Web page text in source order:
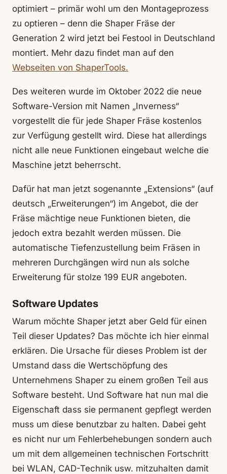
optimiert – primär wohl um den Montageprozess
zu optieren – denn die Shaper Fräse der
Generation 2 wird jetzt bei Festool in Deutschland
montiert. Mehr dazu findet man auf den
Webseiten von ShaperTools.
Des weiteren wurde im Oktober 2022 die neue
Software-Version mit Namen „Inverness“
vorgestellt die für jede Shaper Fräse kostenlos
zur Verfügung gestellt wird. Diese hat allerdings
nicht alle neue Funktionen eingebaut welche die
Maschine jetzt beherrscht.
Dafür hat man jetzt sogenannte „Extensions“ (auf
deutsch „Erweiterungen“) im Angebot, die der
Fräse mächtige neue Funktionen bieten, die
jedoch extra bezahlt werden müssen. Die
automatische Tiefenzustellung beim Fräsen in
mehreren Durchgängen wird nun als solche
Erweiterung für stolze 199 EUR angeboten.
Software Updates
Warum möchte Shaper jetzt aber Geld für einen
Teil dieser Updates? Das möchte ich hier einmal
erklären. Die Ursache für dieses Problem ist der
Umstand dass die Wertschöpfung des
Unternehmens Shaper zu einem großen Teil aus
Software besteht. Und Software hat nun mal die
Eigenschaft dass sie permanent gepflegt werden
muss um diese benutzbar zu halten. Dabei geht
es nicht nur um Fehlerbehebungen sondern auch
um mit dem allgemeinen technischen Fortschritt
bei WLAN, CAD-Technik usw. mitzuhalten damit